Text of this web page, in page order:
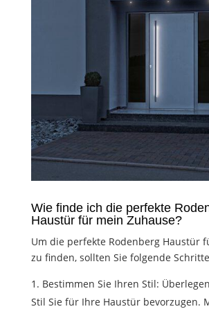
Wie finde ich die perfekte
Haustür für mein Zuhause?
Um die perfekte Rodenberg Haustür
zu finden, sollten Sie folgende
Bestimmen Sie Ihren Stil:
Stil Sie für Ihre Haustür bevorzugen.